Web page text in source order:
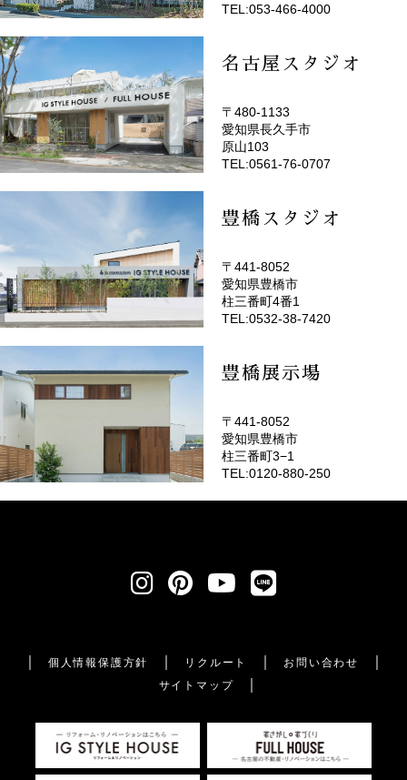
TEL:053-466-4000
名古屋スタジオ
(EMOTOP名古屋)
〒480-1133
愛知県長久手市
原山103
TEL:0561-76-0707
豊橋スタジオ
(EMOTOP豊橋)
〒441-8052
愛知県豊橋市
柱三番町4番1
TEL:0532-38-7420
豊橋展示場
〒441-8052
愛知県豊橋市
柱三番町3−1
TEL:0120-880-250
個人情報保護方針 リクルート
お問い合わせ
サイトマップ